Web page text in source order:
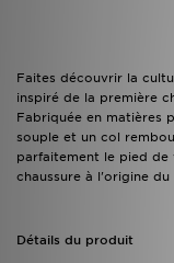
Faites découvrir la
inspiré de la première
Fabriquée en matières
souple et un col
parfaitement le pied
chaussure à l'origine du
Détails du produit